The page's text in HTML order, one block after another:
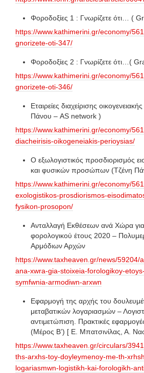
Φοροδοξίες 1 : Γνωρίζετε ότι… (
https://www.kathimerini.gr/economy/
gnorizete-oti-347/
Φοροδοξίες 2 : Γνωρίζετε ότι…(
https://www.kathimerini.gr/economy/
gnorizete-oti-346/
Εταιρείες διαχείρισης
Πάνου – AS network )
https://www.kathimerini.gr/economy/
diacheirisis-oikogeneiakis-perioysias/
Ο εξωλογιστικός προσδιορισμός
και φυσικών προσώπων (Τζένη
https://www.kathimerini.gr/economy/
exologistikos-prosdiorismos-
fysikon-prosopon/
Ανταλλαγή Εκθέσεων ανά Χώρα για
φορολογικού έτους 2020 –
Αρμόδιων Αρχών
https://www.taxheaven.gr/news/59204/
ana-xwra-gia-stoixeia-forologikoy-
symfwnia-armodiwn-arxwn
Εφαρμογή της αρχής του
μεταβατικών λογαριασμών –
αντιμετώπιση. Πρακτικές
(Μέρος B’) [ Ε. Μπατσινίλας, Α.
https://www.taxheaven.gr/circulars/
ths-arxhs-toy-doyleymenoy-me-th-
logariasmwn-logistikh-kai-forologikh-